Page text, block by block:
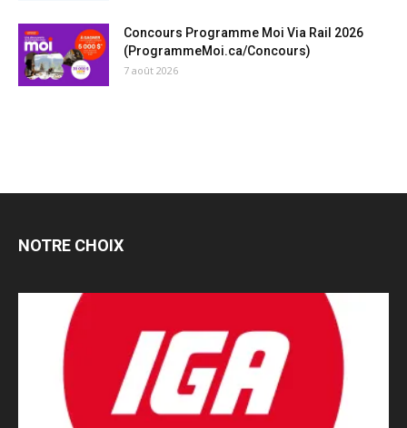
Concours Programme Moi Via Rail 2026
(ProgrammeMoi.ca/Concours)
7 août 2026
NOTRE CHOIX